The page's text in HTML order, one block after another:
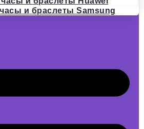
и браслеты Samsung